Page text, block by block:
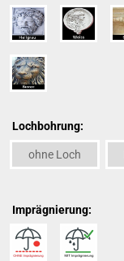
Lochbohrung:
ohne Loch
Imprägnierung: